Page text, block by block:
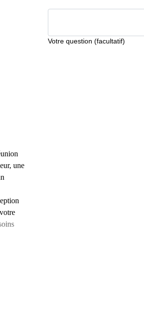
Votre question (facultatif)
une